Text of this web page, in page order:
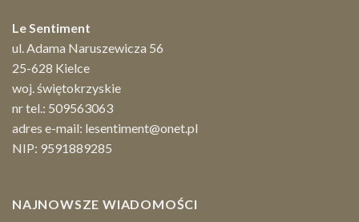
Le Sentiment
ul. Adama Naruszewicza 56
25-628 Kielce
woj. świętokrzyskie
nr tel.: 509563063
adres e-mail: lesentiment@onet.pl
NIP: 9591889285
NAJNOWSZE WIADOMOŚCI